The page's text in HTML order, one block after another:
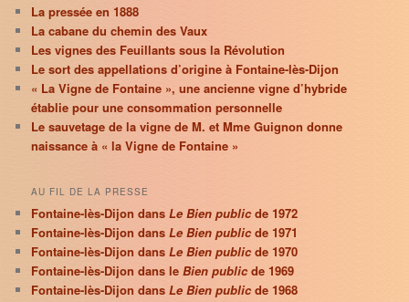
La pressée en 1888
La cabane du chemin des Vaux
Les vignes des Feuillants sous la Révolution
Le sort des appellations d’origine à Fontaine-lès-Dijon
« La Vigne de Fontaine », une ancienne vigne d’hybride
établie pour une consommation personnelle
Le sauvetage de la vigne de M. et Mme Guignon donne
naissance à « la Vigne de Fontaine »
AU FIL DE LA PRESSE
Fontaine-lès-Dijon dansLe Bien publicde 1972
Fontaine-lès-Dijon dansLe Bien publicde 1971
Fontaine-lès-Dijon dansLe Bien publicde 1970
Fontaine-lès-Dijon dans leBien publicde 1969
Fontaine-lès-Dijon dansLe Bien publicde 1968